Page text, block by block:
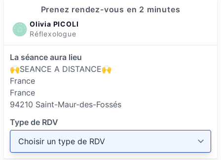
et acteur de votre processus de changement.
Applications de l’hypnose humaniste
colère
Schémas répétitifs
Soin de l'enfant intérieur
Soin du Masculin intérieur et du Féminin intérieur
Amélioration de la confiance en soi et de l’estime
de soi
Accompagnement des transitions de vie : deuil,
séparation, reconversion professionnelle
Prenez rendez-vous en 2 minutes
Olivia PICOLI
Réflexologue
La séance aura lieu
🙌SEANCE A DISTANCE🙌
France
France
94210 Saint-Maur-des-Fossés
Type de RDV